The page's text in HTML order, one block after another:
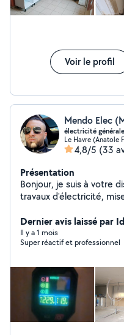
Voir le profil
Mendo Elec
électricité générale
Le Havre (Anatole
4,8/5 (33
Présentation
Bonjour, je suis à votre
travaux d'électricité,
réparation
de cuisinen'hésitez pas à me
Mendo Elec.
Dernier avis laissé par
Il y a 1 mois
Super réactif et professionnel